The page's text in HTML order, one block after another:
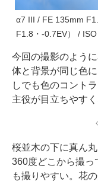
α7 III / FE 135mm
F1.8・-0.7EV） /
今回の撮影のよう
体と背景が同じ色
しでも色のコント
主役が目立ちやすく
桜並木の下に真ん
360度どこから撮っ
も撮りやすい。花